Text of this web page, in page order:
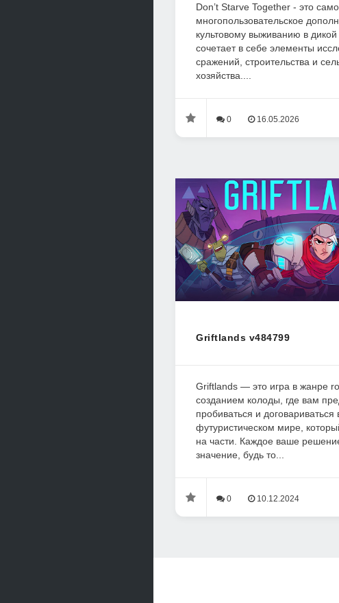
Don’t Starve Together - это
многопользовательское
культовому выживанию в
сочетает в себе элементы
сражений, строительства и
хозяйства....
0 16.05.2026
Griftlands v484799
Griftlands — это игра в жанре
созданием колоды, где вам
пробиваться и договариваться
футуристическом мире,
на части. Каждое ваше
значение, будь то...
0 10.12.2024